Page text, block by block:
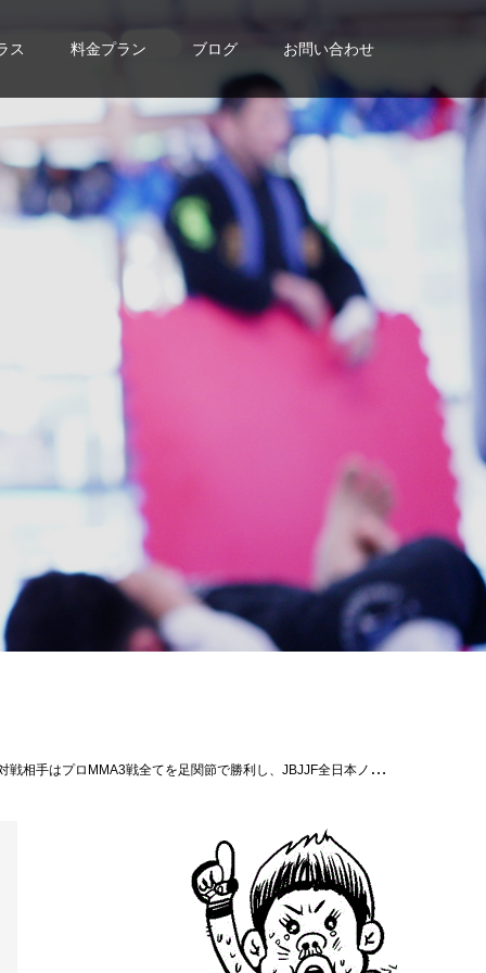
ス 料金プラン ブログ お問い合わせ
フライ級(※61.2キロ)／5分3R＞和田竜光VS竹中大地＜グラップリング・ライト級(※77.1キロ)／10分1R＞青木真也VSキャプテン☆アフリカ＜バンタム級(※65.8キロ)／5分3R＞小野島恒太VS山本聖悟＜バンタム級(※65.8キロ)／5分3R＞山本空良VS野尻定由＜バンタム級(※65.8キロ)／5分3R＞須藤拓真VS南風原吉良斗＜フェザー級(※70.3キロ)／5分3R＞河名マストVS新関猛起#南風原吉良斗#Theパラエストラ沖縄#ROADTOONE#パラエストラ #沖縄 #那覇 #与儀 #MMA #shooto #コザ #総合格闘技 #修斗 #キックボクシング #柔術 #jiujitsu #ダイエット